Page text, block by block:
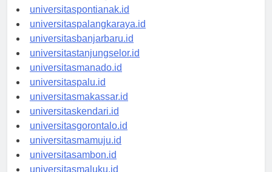
universitaskupang.id
universitaspontianak.id
universitaspalangkaraya.id
universitasbanjarbaru.id
universitastanjungselor.id
universitasmanado.id
universitaspalu.id
universitasmakassar.id
universitaskendari.id
universitasgorontalo.id
universitasmamuju.id
universitasambon.id